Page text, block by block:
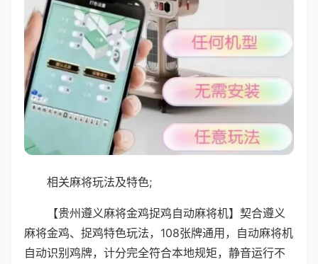
相关麻将玩法及特色;
【贵州遵义麻将金鸡捉鸡自动麻将机】契合遵义
麻将金鸡、捉鸡特色玩法，108张牌通用，自动麻将机
自动识别鸡牌，计分完全符合本地规矩，静音运行不